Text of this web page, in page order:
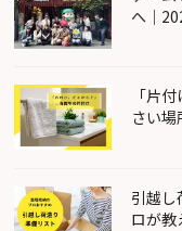
へ｜
「片
さい
引越し
ロが教